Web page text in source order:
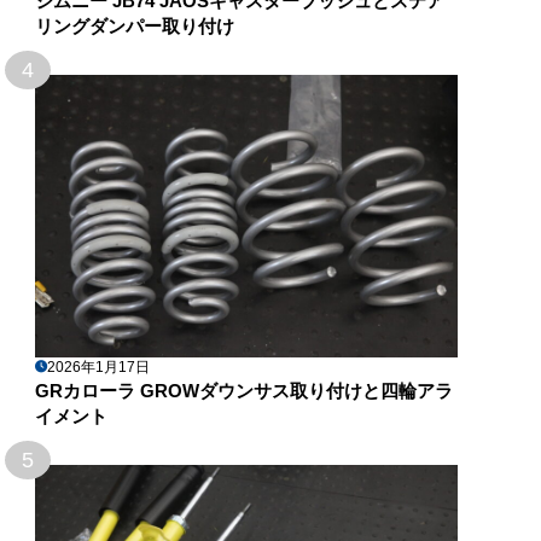
リングダンパー取り付け
4
2026年1月17日
GRカローラ GROWダウンサス取り付けと四輪アラ
イメント
5